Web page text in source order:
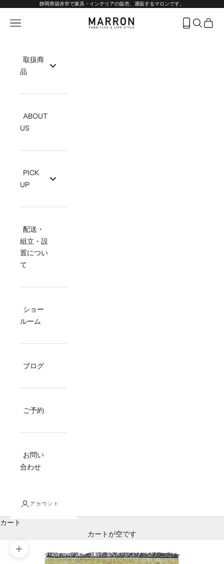
コンテンツへスキップ静岡県袋井市で家具・インテリアの販売、通販するマロンです。
marron-interior
メニューを開く フリーダイ
検索を開
カー
取扱商
品
ABOUT
US
PICK
UP
配送・
組立・設
置につい
て
ショー
ルーム
ブログ
ご予約
お問い
合わせ
アカウント
カート
カートが空です
ズームイン